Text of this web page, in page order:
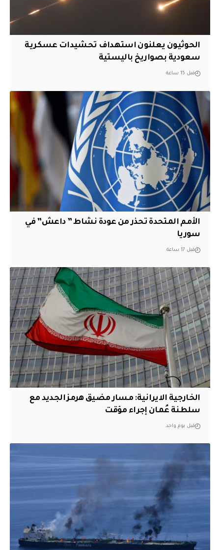
الحوثيون يعلنون استهداف تحشيدات عسكرية
سعودية بصواريخ باليستية
قبل 15 ساعة
الأمم المتحدة تحذر من عودة نشاط ” داعش” في
سوريا
قبل 17 ساعة
الخارجية الايرانية: مسار مضيق هرمز الجديد مع
سلطنة عُمان إجراء مؤقت
قبل يوم واحد